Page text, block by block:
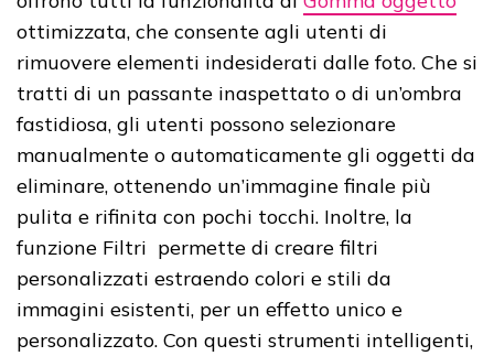
ottimizzata, che consente agli utenti di
rimuovere elementi indesiderati dalle foto. Che si
tratti di un passante inaspettato o di un’ombra
fastidiosa, gli utenti possono selezionare
manualmente o automaticamente gli oggetti da
eliminare, ottenendo un’immagine finale più
pulita e rifinita con pochi tocchi. Inoltre, la
funzione Filtri permette di creare filtri
personalizzati estraendo colori e stili da
immagini esistenti, per un effetto unico e
personalizzato. Con questi strumenti intelligenti,